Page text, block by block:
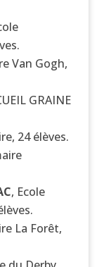
Van Gogh,
GRAINE
24 élèves.
, Ecole
La Forêt,